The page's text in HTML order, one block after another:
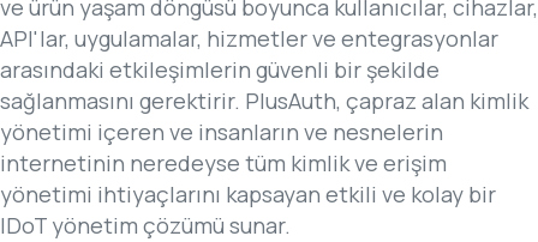
ve ürün yaşam döngüsü boyunca kullanıcılar, cihazlar,
API'lar, uygulamalar, hizmetler ve entegrasyonlar
arasındaki etkileşimlerin güvenli bir şekilde
sağlanmasını gerektirir. PlusAuth, çapraz alan kimlik
yönetimi içeren ve insanların ve nesnelerin
internetinin neredeyse tüm kimlik ve erişim
yönetimi ihtiyaçlarını kapsayan etkili ve kolay bir
IDoT yönetim çözümü sunar.